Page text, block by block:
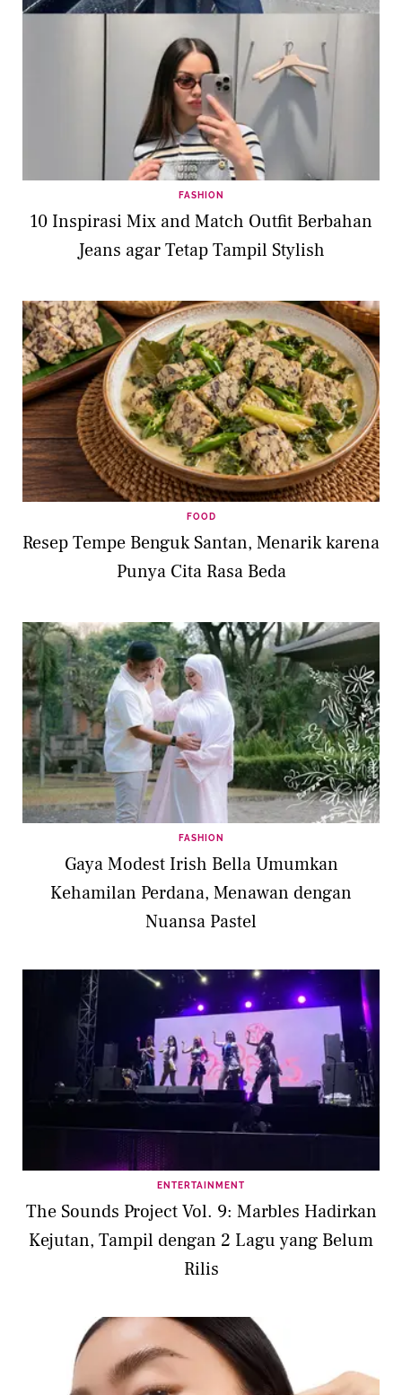
FASHION
10 Inspirasi Mix and Match Outfit Berbahan
Jeans agar Tetap Tampil Stylish
FOOD
Resep Tempe Benguk Santan, Menarik karena
Punya Cita Rasa Beda
FASHION
Gaya Modest Irish Bella Umumkan
Kehamilan Perdana, Menawan dengan
Nuansa Pastel
ENTERTAINMENT
The Sounds Project Vol. 9: Marbles Hadirkan
Kejutan, Tampil dengan 2 Lagu yang Belum
Rilis